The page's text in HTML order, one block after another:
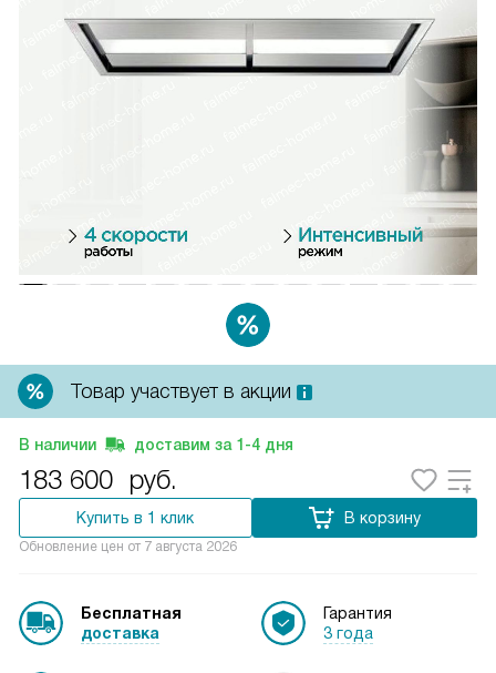
Товар участвует в акции
В наличии доставим за 1-4 дня
183 600 руб.
Купить в 1 клик В корзину
Обновление цен от 7 августа 2026
Бесплатная
доставка
Гарантия
3 года